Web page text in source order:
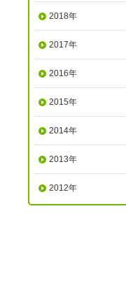
2018年
2017年
2016年
2015年
2014年
2013年
2012年